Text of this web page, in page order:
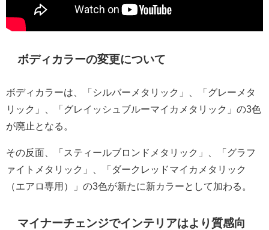
ボディカラーの変更について
ボディカラーは、「シルバーメタリック」、「グレーメタ
リック」、「グレイッシュブルーマイカメタリック」の3色
が廃止となる。
その反面、「スティールブロンドメタリック」、「グラフ
ァイトメタリック」、「ダークレッドマイカメタリック
（エアロ専用）」の3色が新たに新カラーとして加わる。
マイナーチェンジでインテリアはより質感向